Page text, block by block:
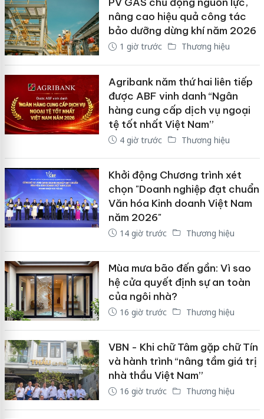
nâng cao hiệu quả công tác
bảo dưỡng dừng khí năm 2026
1 giờ trước Thương hiệu
Agribank năm thứ hai liên tiếp
được ABF vinh danh “Ngân
hàng cung cấp dịch vụ ngoại
tệ tốt nhất Việt Nam”
4 giờ trước Thương hiệu
Khởi động Chương trình xét
chọn "Doanh nghiệp đạt chuẩn
Văn hóa Kinh doanh Việt Nam
năm 2026"
14 giờ trước Thương hiệu
Mùa mưa bão đến gần: Vì sao
hệ cửa quyết định sự an toàn
của ngôi nhà?
16 giờ trước Thương hiệu
VBN - Khi chữ Tâm gặp chữ Tín
và hành trình “nâng tầm giá trị
nhà thầu Việt Nam”
16 giờ trước Thương hiệu